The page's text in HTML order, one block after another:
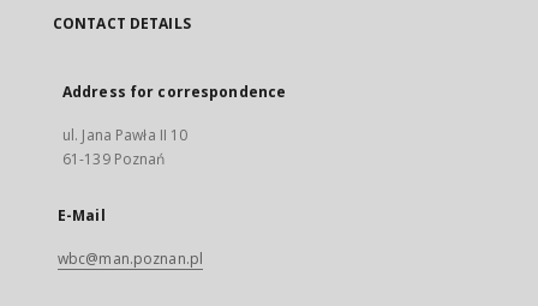
CONTACT DETAILS
Address for correspondence
ul. Jana Pawła II 10
61-139 Poznań
E-Mail
wbc@man.poznan.pl